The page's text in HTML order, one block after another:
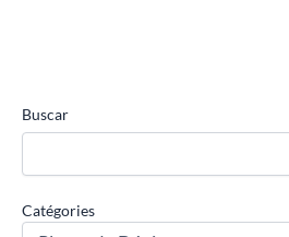
Buscar
Catégories